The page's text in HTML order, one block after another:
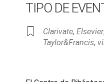
TIPO DE
Clarivate, Elsevier,
Taylor&Francis,